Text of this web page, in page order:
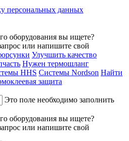
персональных данных
оборудования вы ищете?
или напишите свой
Улучшить качество
Нужен термошланг
HHS Системы Nordson Найти
защита
Это поле необходимо заполнить
оборудования вы ищете?
или напишите свой